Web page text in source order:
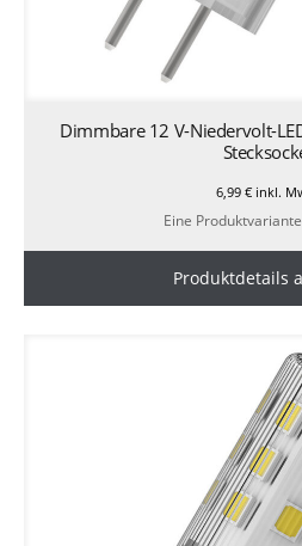
Dimmbare 12 V-Niedervolt-
6,99 €inkl.
Eine
Produktdetails